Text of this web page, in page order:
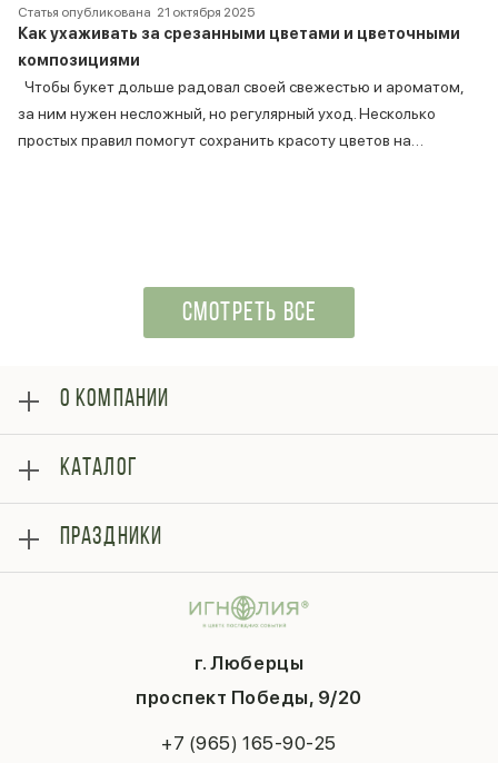
Статья опубликована 21 октября 2025
Как ухаживать за срезанными цветами и цветочными
композициями
Чтобы букет дольше радовал своей свежестью и ароматом,
за ним нужен несложный, но регулярный уход. Несколько
простых правил помогут сохранить красоту цветов на…
СМОТРЕТЬ ВСЕ
г. Люберцы
проспект Победы, 9/20
+7 (965) 165-90-25
О КОМПАНИИ
Оплата
Отзывы
Блог
Гарантии
Контакты
Публичная оферта
КАТАЛОГ
Букеты
Композиции
ПРАЗДНИКИ
Последний звонок